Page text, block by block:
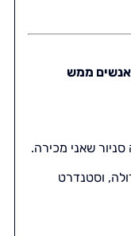
אנשים ממש
שאני מכירה.
וסטנדרט